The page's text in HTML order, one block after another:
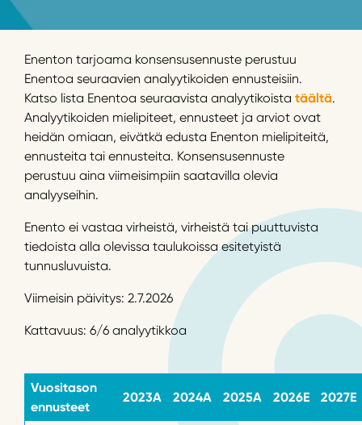
Enenton tarjoama konsensusennuste perustuu
Enentoa seuraavien analyytikoiden ennusteisiin.
Katso lista Enentoa seuraavista analyytikoista täältä.
Analyytikoiden mielipiteet, ennusteet ja arviot ovat
heidän omiaan, eivätkä edusta Enenton mielipiteitä,
ennusteita tai ennusteita. Konsensusennuste
perustuu aina viimeisimpiin saatavilla olevia
analyyseihin.
Enento ei vastaa virheistä, virheistä tai puuttuvista
tiedoista alla olevissa taulukoissa esitetyistä
tunnusluvuista.
Viimeisin päivitys: 2.7.2026
Kattavuus: 6/6 analyytikkoa
Vuositason
ennusteet
2023A 2024A 2025A 2026E 2027E